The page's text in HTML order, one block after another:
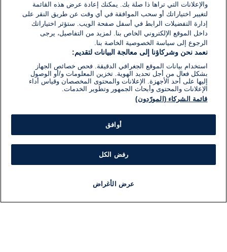
والإعلانات التي تراها ذا صلة بك. يمكنك إعادة عرض هذه القائمة
لتغيير اختياراتك أو سحب الموافقة في أي وقت عن طريق النقر على
إدارة التفضيلات الرابط في أسفل صفحة الويب. ستؤثر اختياراتك
داخل الموقع الإلكتروني الخاص بنا. لمزيد من التفاصيل، يرجى
الرجوع إلى سياسة الخصوصية الخاصة بنا.
نعمد نحن وشركاؤنا إلى معالجة البيانات لتقديم:
استخدام بيانات الموقع الجغرافي الدقيقة. فحص خصائص الجهاز
بشكل فعال من أجل تحديد الهوية. تخزين المعلومات و/أو الوصول
إليها على أحد الأجهزة. الإعلانات والمحتوى المخصصان وقياس أداء
الإعلانات والمحتوى وأبحاث الجمهور وتطوير الخدمات.
قائمة الشركاء (المورّدون)
أوافق
رفض الكل
عرض الأغراض